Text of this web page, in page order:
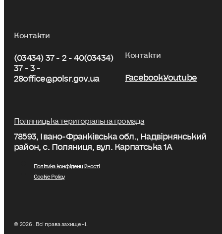
Контакти
(03434) 37 - 2 - 40(03434)
37 - 3 -
28office@polsr.gov.ua
Контакти
FacebookYoutube
Поляницька територіальна громада
78593, Івано-Франківська обл., Надвірнянський
район, с. Поляниця, вул. Карпатська 1А
Політика конфіденційності
Cookie Policy
© 2026 . Всі права захищені.